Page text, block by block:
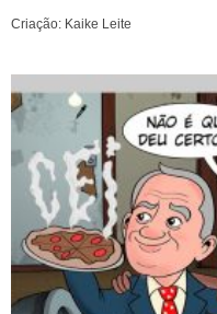
Criação: Kaike Leite